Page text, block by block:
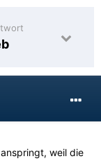
weil die